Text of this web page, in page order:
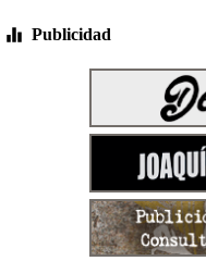
Publicidad